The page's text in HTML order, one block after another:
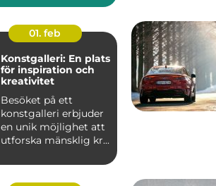
01. feb
Konstgalleri: En plats
för inspiration och
kreativitet
Besöket på ett
konstgalleri erbjuder
en unik möjlighet att
utforska mänsklig kr...